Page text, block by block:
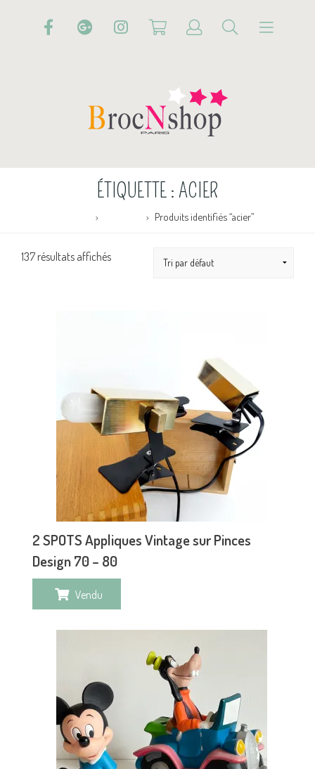
ÉTIQUETTE : ACIER
Produits identifiés “acier”
137 résultats affichés
2 SPOTS Appliques Vintage sur Pinces
Design 70 – 80
Vendu